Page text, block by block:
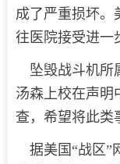
成了严重损坏。
往医院接受进一
坠毁战斗机所
汤森上校在声明
查，希望将此类
据美国“战区”